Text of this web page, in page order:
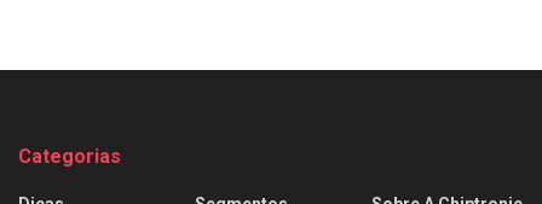
Categorias